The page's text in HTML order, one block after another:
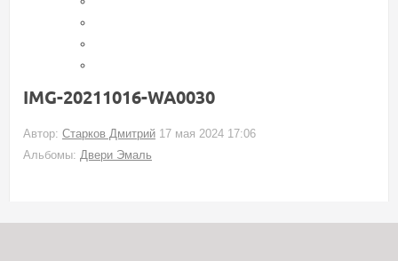
IMG-20211016-WA0030
Автор: Старков Дмитрий 17 мая 2024 17:06
Альбомы: Двери Эмаль